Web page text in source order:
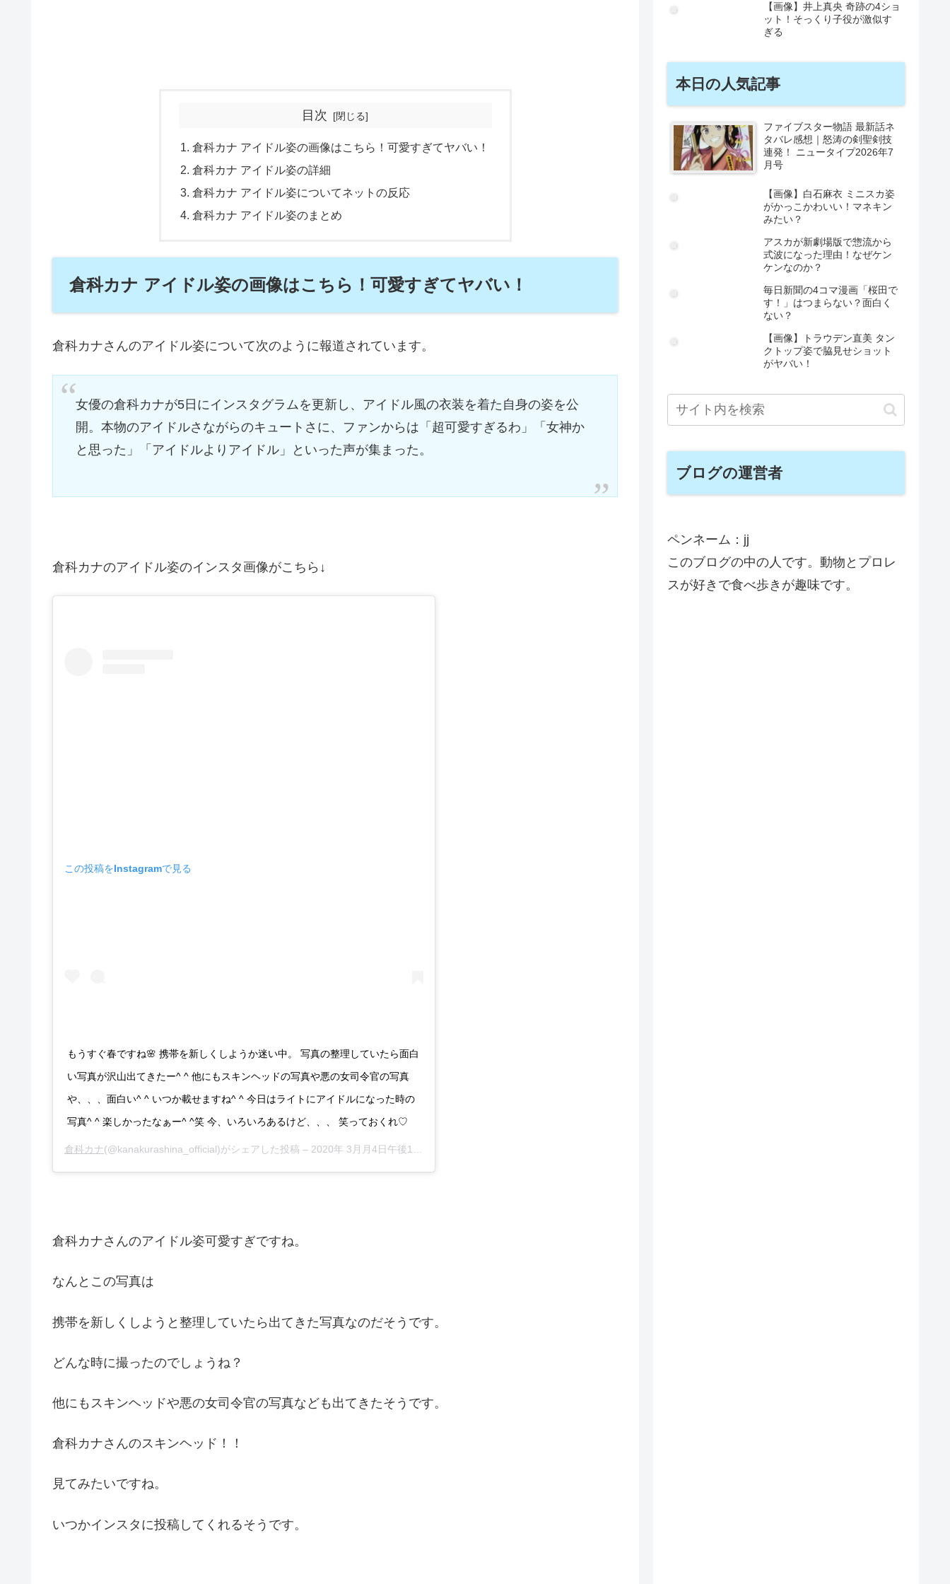
目次
倉科カナ アイドル姿の画像はこちら！可愛すぎてヤバい！
倉科カナ アイドル姿の詳細
倉科カナ アイドル姿についてネットの反応
倉科カナ アイドル姿のまとめ
倉科カナ アイドル姿の画像はこちら！可愛すぎてヤバい！
倉科カナさんのアイドル姿について次のように報道されています。
女優の倉科カナが5日にインスタグラムを更新し、アイドル風の衣装を着た自身の姿を公
開。本物のアイドルさながらのキュートさに、ファンからは「超可愛すぎるわ」「女神か
と思った」「アイドルよりアイドル」といった声が集まった。
倉科カナのアイドル姿のインスタ画像がこちら↓
この投稿をInstagramで見る
もうすぐ春ですね🌸 携帯を新しくしようか迷い中。 写真の整理していたら面白
い写真が沢山出てきたー^ ^ 他にもスキンヘッドの写真や悪の女司令官の写真
や、、、面白い^ ^ いつか載せますね^ ^ 今日はライトにアイドルになった時の
写真^ ^ 楽しかったなぁー^ ^笑 今、いろいろあるけど、、、 笑っておくれ♡
倉科カナ(@kanakurashina_official)がシェアした投稿 – 2020年 3月月4日午後10時43分PST
倉科カナさんのアイドル姿可愛すぎですね。
なんとこの写真は
携帯を新しくしようと整理していたら出てきた写真なのだそうです。
どんな時に撮ったのでしょうね？
他にもスキンヘッドや悪の女司令官の写真なども出てきたそうです。
倉科カナさんのスキンヘッド！！
見てみたいですね。
いつかインスタに投稿してくれるそうです。
【画像】井上真央 奇跡の4ショ
ット！そっくり子役が激似す
ぎる
本日の人気記事
ファイブスター物語 最新話ネ
タバレ感想｜怒涛の剣聖剣技
連発！ ニュータイプ2026年7
月号
【画像】白石麻衣 ミニスカ姿
がかっこかわいい！マネキン
みたい？
アスカが新劇場版で惣流から
式波になった理由！なぜケン
ケンなのか？
毎日新聞の4コマ漫画「桜田で
す！」はつまらない？面白く
ない？
【画像】トラウデン直美 タン
クトップ姿で脇見せショット
がヤバい！
ブログの運営者
ペンネーム：jj
このブログの中の人です。動物とプロレ
スが好きで食べ歩きが趣味です。